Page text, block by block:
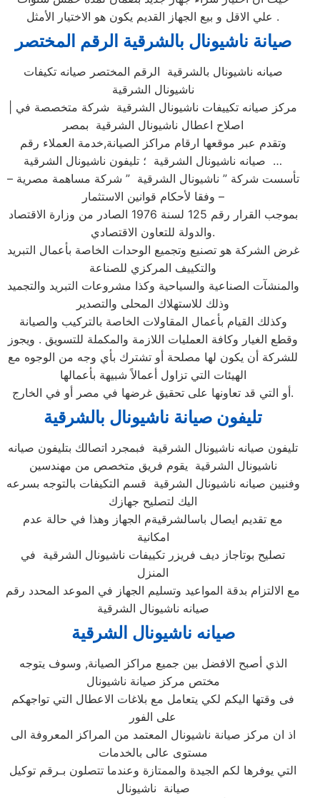
علي الاقل و بيع الجهاز القديم يكون هو الاختيار الأمثل .
صيانة ناشيونال بالشرقية الرقم المختصر
صيانه ناشيونال بالشرقية الرقم المختصر صيانه تكيفات
ناشيونال الشرقية
اصلاح اعطال ناشيونال الشرقية بمصر
وتقدم عبر موقعها ارقام مراكز الصيانة,خدمة العملاء رقم
صيانه ناشيونال الشرقية ؛ تليفون ناشيونال الشرقية …
تأسست شركة ” ناشيونال الشرقية ” شركة مساهمة مصرية –
وفقا لأحكام قوانين الاستثمار –
بموجب القرار رقم 125 لسنة 1976 الصادر من وزارة الاقتصاد
والدولة للتعاون الاقتصادي.
غرض الشركة هو تصنيع وتجميع الوحدات الخاصة بأعمال التبريد
والتكييف المركزي للصناعة
والمنشآت الصناعية والسياحية وكذا مشروعات التبريد والتجميد
وذلك للاستهلاك المحلى والتصدير
وكذلك القيام بأعمال المقاولات الخاصة بالتركيب والصيانة
وقطع الغيار وكافة العمليات اللازمة والمكملة للتسويق . ويجوز
للشركة أن يكون لها مصلحة أو تشترك بأي وجه من الوجوه مع
الهيئات التي تزاول أعمالاً شبيهة بأعمالها
أو التي قد تعاونها على تحقيق غرضها في مصر أو في الخارج.
تليفون صيانة ناشيونال بالشرقية
تليفون صيانه ناشيونال الشرقية فبمجرد اتصالك بتليفون صيانه
ناشيونال الشرقية يقوم فريق متخصص من مهندسين
وفنيين صيانه ناشيونال الشرقية قسم التكيفات بالتوجه بسرعه
اليك لتصليح جهازك
مع تقديم ايصال باسالشرقيةم الجهاز وهذا في حالة عدم
امكانية
تصليح بوتاجاز ديف فريزر تكييفات ناشيونال الشرقية في
المنزل
مع الالتزام بدقة المواعيد وتسليم الجهاز في الموعد المحدد رقم
صيانه ناشيونال الشرقية
صيانه ناشيونال الشرقية
الذي أصبح الافضل بين جميع مراكز الصيانة, وسوف يتوجه
مختص مركز صيانة ناشيونال
فى وقتها اليكم لكي يتعامل مع بلاغات الاعطال التي تواجهكم
على الفور
اذ ان مركز صيانة ناشيونال المعتمد من المراكز المعروفة الى
مستوى عالى بالخدمات
التي يوفرها لكم الجيدة والممتازة وعندما تتصلون بـرقم توكيل
صيانة ناشيونال